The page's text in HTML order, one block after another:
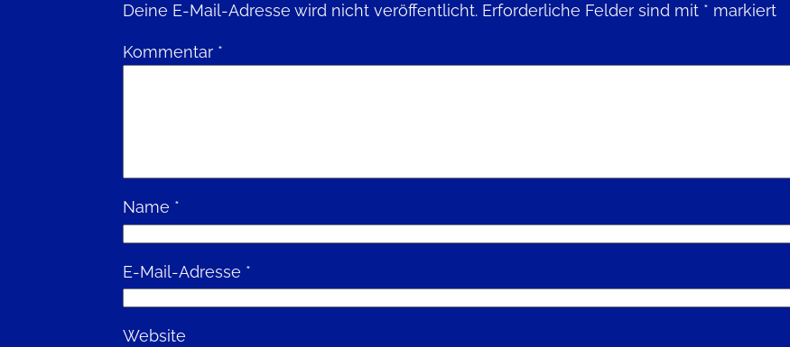
Deine E-Mail-Adresse wird nicht veröffentlicht. Erforderliche Felder sind mit * markiert
Kommentar *
Name *
E-Mail-Adresse *
Website